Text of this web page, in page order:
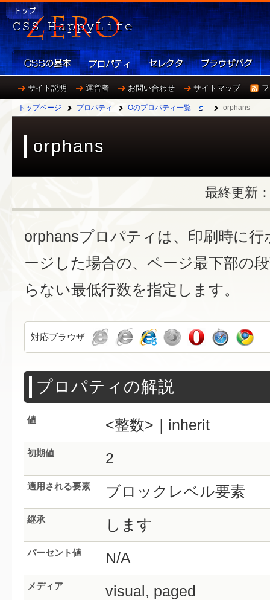
サイト説明 運営者 お問い合わせ サイトマップ
トップページ プロパティ Oのプロパティ一覧 orphans
orphans
最終更新
orphansプロパティは、印刷時に
ージした場合の、ページ最下部の
らない最低行数を指定します。
対応ブラウザ
プロパティの解説
値 <整数>｜inherit
初期値 2
適用される要素 ブロックレベル要素
継承 します
パーセント値 N/A
メディア visual, paged